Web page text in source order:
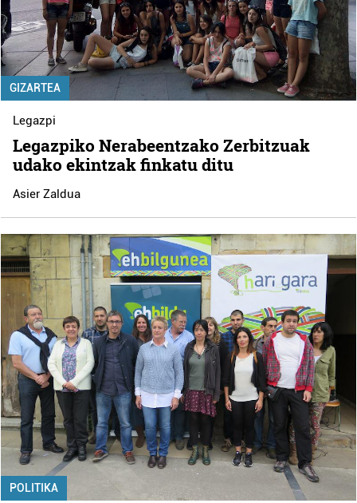
GIZARTEA
Legazpi
Legazpiko Nerabeentzako Zerbitzuak
udako ekintzak finkatu ditu
Asier Zaldua
POLITIKA